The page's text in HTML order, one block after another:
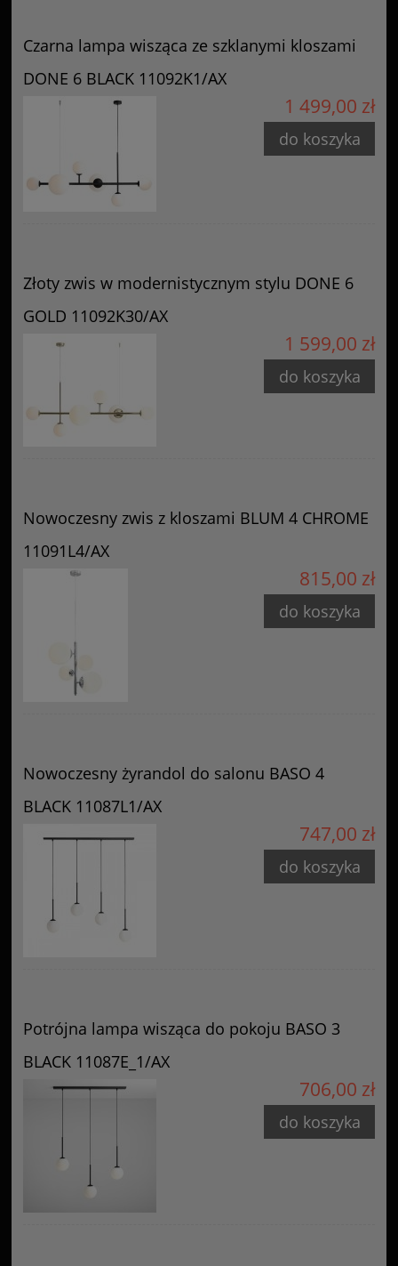
Czarna lampa wisząca ze szklanymi kloszami
DONE 6 BLACK 11092K1/AX
1 499,00 zł
do koszyka
Złoty zwis w modernistycznym stylu DONE 6
GOLD 11092K30/AX
1 599,00 zł
do koszyka
Nowoczesny zwis z kloszami BLUM 4 CHROME
11091L4/AX
815,00 zł
do koszyka
Nowoczesny żyrandol do salonu BASO 4
BLACK 11087L1/AX
747,00 zł
do koszyka
Potrójna lampa wisząca do pokoju BASO 3
BLACK 11087E_1/AX
706,00 zł
do koszyka